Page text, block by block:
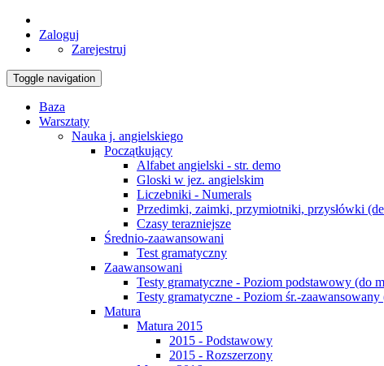
Zaloguj
Zarejestruj
Toggle navigation
Baza
Warsztaty
Nauka j. angielskiego
Początkujący
Alfabet angielski - str. demo
Gloski w jez. angielskim
Liczebniki - Numerals
Przedimki, zaimki, przymiotniki, przysłówki
Czasy terazniejsze
Średnio-zaawansowani
Test gramatyczny
Zaawansowani
Testy gramatyczne - Poziom podstawowy (do
Testy gramatyczne - Poziom śr.-
Matura
Matura 2015
2015 - Podstawowy
2015 - Rozszerzony